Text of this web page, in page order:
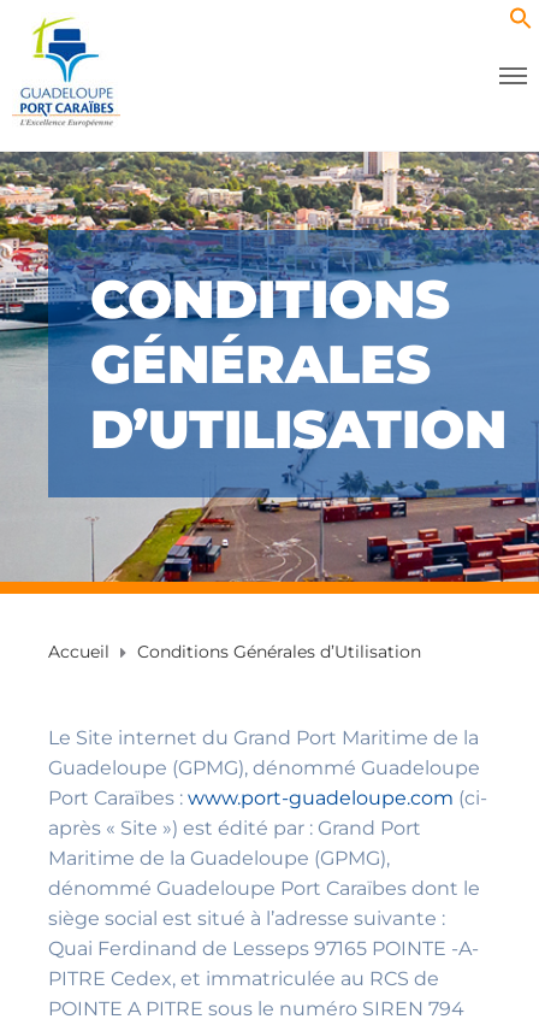
CONDITIONS
GÉNÉRALES
D’UTILISATION
Accueil Conditions Générales d’Utilisation
Le Site internet du Grand Port Maritime de la
Guadeloupe (GPMG), dénommé Guadeloupe
Port Caraïbes : www.port-guadeloupe.com (ci-
après « Site ») est édité par : Grand Port
Maritime de la Guadeloupe (GPMG),
dénommé Guadeloupe Port Caraïbes dont le
siège social est situé à l’adresse suivante :
Quai Ferdinand de Lesseps 97165 POINTE -A-
PITRE Cedex, et immatriculée au RCS de
POINTE A PITRE sous le numéro SIREN 794